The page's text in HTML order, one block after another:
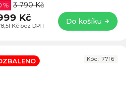
Kč bez DPH
% 3 790 Kč
Kč Do košíku
7Artisans AF 50mm...
Kód: 7716